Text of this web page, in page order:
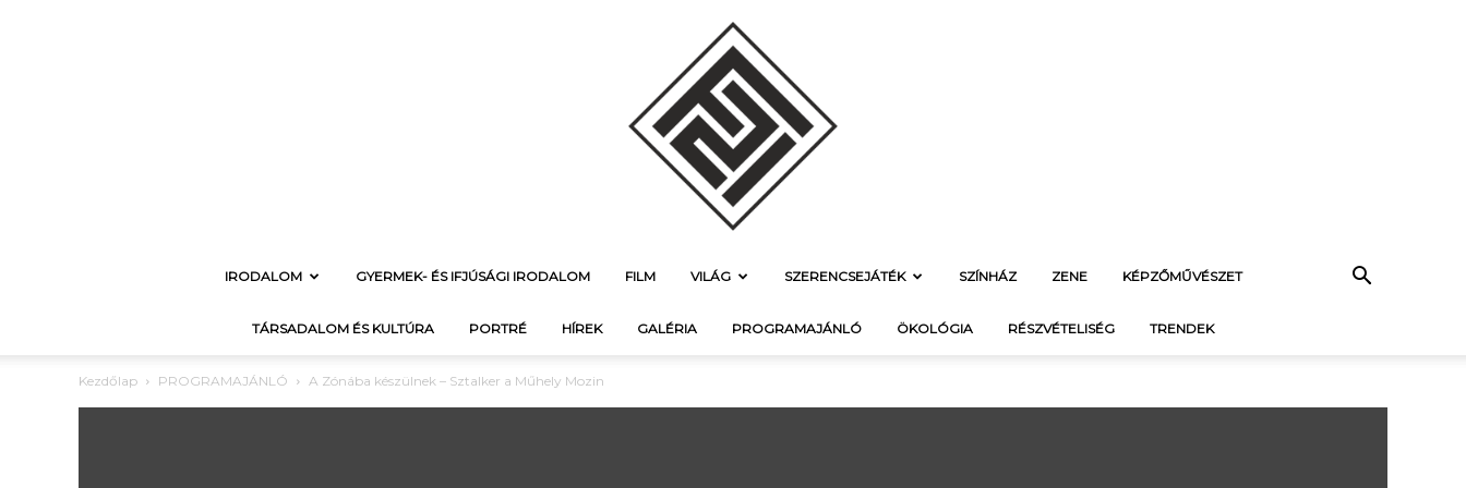
f21.hu
IRODALOM GYERMEK- ÉS IFJÚSÁGI IRODALOM FILM VILÁG SZERENCSEJÁTÉK SZÍNHÁZ ZENE KÉPZŐMŰVÉSZET
TÁRSADALOM ÉS KULTÚRA PORTRÉ HÍREK GALÉRIA PROGRAMAJÁNLÓ ÖKOLÓGIA RÉSZVÉTELISÉG TRENDEK
Kezdőlap PROGRAMAJÁNLÓ A Zónába készülnek – Sztalker a Műhely Mozin